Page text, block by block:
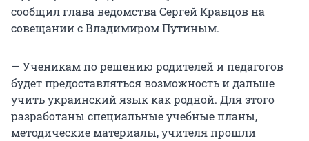
сообщил глава ведомства Сергей Кравцов на
совещании с Владимиром Путиным.
— Ученикам по решению родителей и педагогов
будет предоставляться возможность и дальше
учить украинский язык как родной. Для этого
разработаны специальные учебные планы,
методические материалы, учителя прошли